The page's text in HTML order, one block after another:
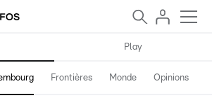
Play
Frontières Monde Opinions